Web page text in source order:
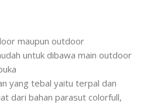
maupun outdoor
untuk dibawa main outdoor
yang tebal yaitu terpal dan
dari bahan parasut colorfull,